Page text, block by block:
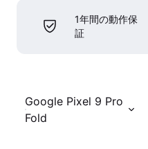
1年間の動作保
証
Google Pixel 9 Pro
Fold